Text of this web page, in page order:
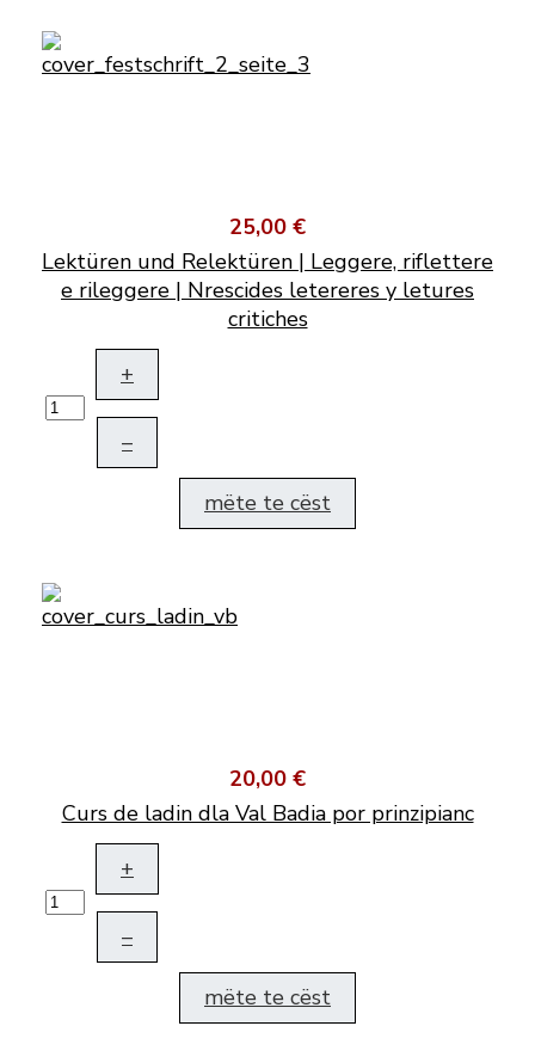
25,00 €
Lektüren und Relektüren | Leggere, riflettere
e rileggere | Nrescides letereres y letures
critiches
+
–
mëte te cëst
20,00 €
Curs de ladin dla Val Badia por prinzipianc
+
–
mëte te cëst